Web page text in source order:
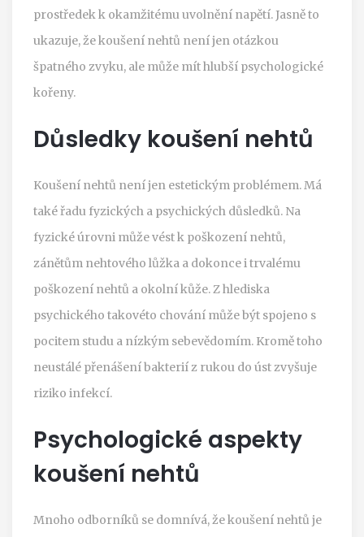
prostředek k okamžitému uvolnění napětí. Jasně to
ukazuje, že koušení nehtů není jen otázkou
špatného zvyku, ale může mít hlubší psychologické
kořeny.
Důsledky koušení nehtů
Koušení nehtů není jen estetickým problémem. Má
také řadu fyzických a psychických důsledků. Na
fyzické úrovni může vést k poškození nehtů,
zánětům nehtového lůžka a dokonce i trvalému
poškození nehtů a okolní kůže. Z hlediska
psychického takovéto chování může být spojeno s
pocitem studu a nízkým sebevědomím. Kromě toho
neustálé přenášení bakterií z rukou do úst zvyšuje
riziko infekcí.
Psychologické aspekty
koušení nehtů
Mnoho odborníků se domnívá, že koušení nehtů je